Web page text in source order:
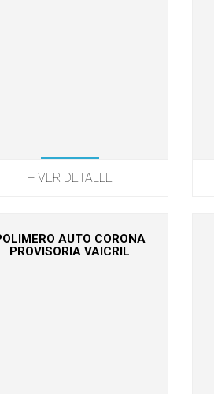
+ VER DETALLE
AUTO CORONA
PROVISORIA VAICRIL